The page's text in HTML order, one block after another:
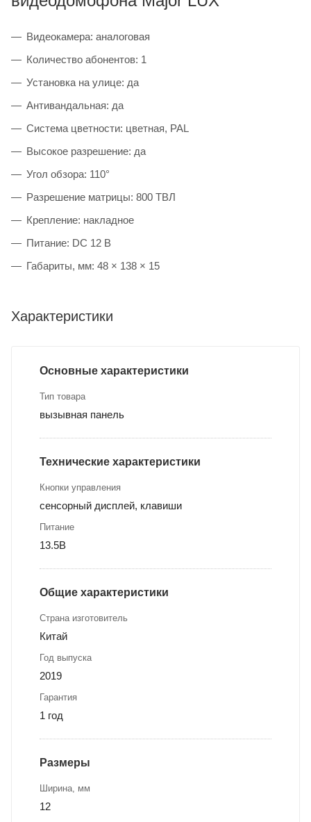
Видеокамера: аналоговая
Количество абонентов: 1
Установка на улице: да
Антивандальная: да
Система цветности: цветная, PAL
Высокое разрешение: да
Угол обзора: 110°
Разрешение матрицы: 800 ТВЛ
Крепление: накладное
Питание: DC 12 В
Габариты, мм: 48 × 138 × 15
Характеристики
Основные характеристики
Тип товара
вызывная панель
Технические характеристики
Кнопки управления
сенсорный дисплей, клавиши
Питание
13.5В
Общие характеристики
Страна изготовитель
Китай
Год выпуска
2019
Гарантия
1 год
Размеры
Ширина, мм
12